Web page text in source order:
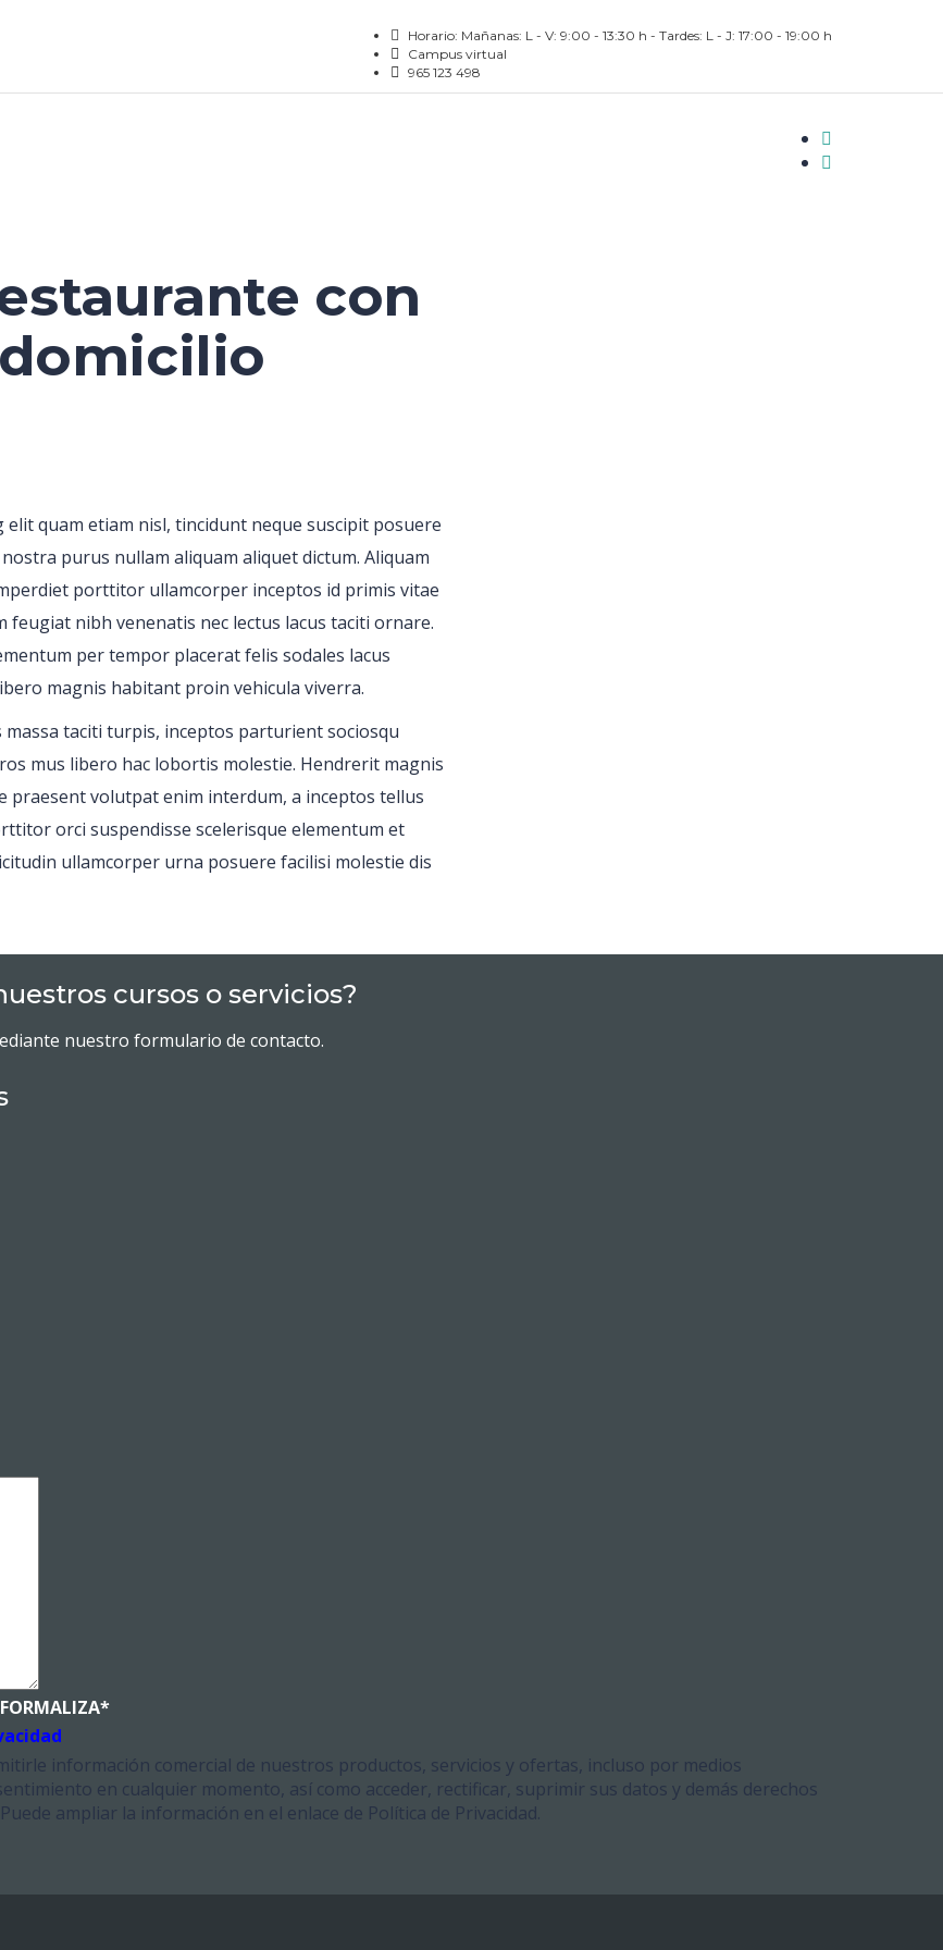
Horario: Mañanas: L - V: 9:00 - 13:30 h - Tardes: L - J: 17:00 - 19:00 h
Campus virtual
965 123 498
con
quam etiam nisl, tincidunt neque suscipit posuere
purus nullam aliquam aliquet dictum. Aliquam
porttitor ullamcorper inceptos id primis vitae
nibh venenatis nec lectus lacus taciti ornare.
per tempor placerat felis sodales lacus
magnis habitant proin vehicula viverra.
taciti turpis, inceptos parturient sociosqu
mus libero hac lobortis molestie. Hendrerit magnis
praesent volutpat enim interdum, a inceptos tellus
orci suspendisse scelerisque elementum et
ullamcorper urna posuere facilisi molestie dis
cursos o servicios?
nuestro formulario de contacto.
*
información comercial de nuestros productos, servicios y ofertas, incluso por medios
en cualquier momento, así como acceder, rectificar, suprimir sus datos y demás derechos
ampliar la información en el enlace de Política de Privacidad.